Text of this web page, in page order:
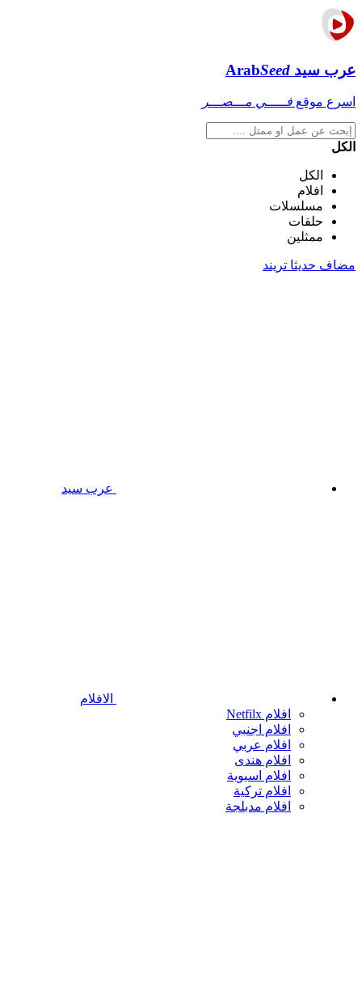
عرب سيد ArabSeed
اسرع موقع فـــــي مـــصـــر
الكل
الكل
افلام
مسلسلات
حلقات
ممثلين
مضاف حديثا تريند
عرب سيد
الافلام
افلام Netfilx
افلام اجنبي
افلام عربي
افلام هندى
افلام اسيوية
افلام تركية
افلام مدبلجة